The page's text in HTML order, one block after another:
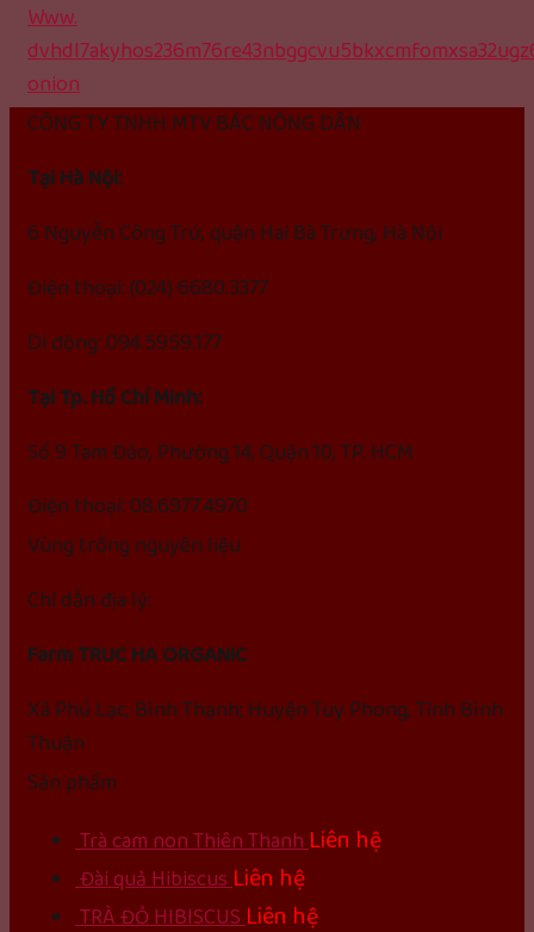
Www.
onion
CÔNG TY TNHH MTV BÁC NÔNG DÂN
Tại Hà Nội:
6 Nguyễn Công Trứ, quận Hai Bà Trưng, Hà Nội
Điện thoại: (024) 6680.3377
Di động: 094.5959.177
Tại Tp. Hồ Chí Minh:
Số 9 Tam Đảo, Phường 14, Quận 10, TP. HCM
Điện thoại: 08.6977.4970
Vùng trồng nguyên liệu
Chỉ dẫn địa lý:
Farm TRUC HA ORGANIC
Xã Phú Lạc, Bình Thạnh; Huyện Tuy Phong, Tỉnh Bình
Thuận
Sản phẩm
Trà cam non Thiên Thanh Liên hệ
Đài quả Hibiscus Liên hệ
TRÀ ĐỎ HIBISCUS Liên hệ